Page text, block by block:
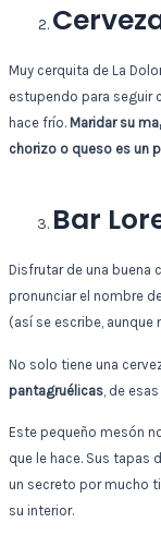
Muy cerquita de La
estupendo para seguir
hace frío. Maridar su
chorizo o queso es un
Bar
Disfrutar de una
pronunciar el nombre
(así se escribe,
No solo tiene una
pantagruélicas , de
Este pequeño mesón
que le hace. Sus tapas
un secreto por mucho
su interior.